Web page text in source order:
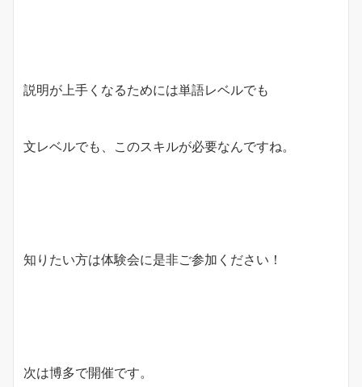
説明が上手くなるためには単語レベルでも
文レベルでも、このスキルが必要なんですね。
知りたい方は体験会に是非ご参加ください！
次は博多で開催です。